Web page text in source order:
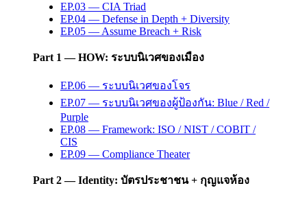
EP.03 — CIA Triad
EP.04 — Defense in Depth + Diversity
EP.05 — Assume Breach + Risk
Part 1 — HOW: ระบบนิเวศของเมือง
EP.06 — ระบบนิเวศของโจร
EP.07 — ระบบนิเวศของผู้ป้องกัน: Blue / Red /
Purple
EP.08 — Framework: ISO / NIST / COBIT /
CIS
EP.09 — Compliance Theater
Part 2 — Identity: บัตรประชาชน + กุญแจห้อง